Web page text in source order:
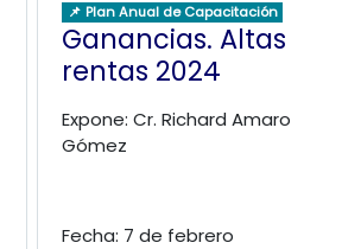
📌 Plan Anual de Capacitación
Ganancias. Altas
rentas 2024
Expone: Cr. Richard Amaro
Gómez
Fecha: 7 de febrero